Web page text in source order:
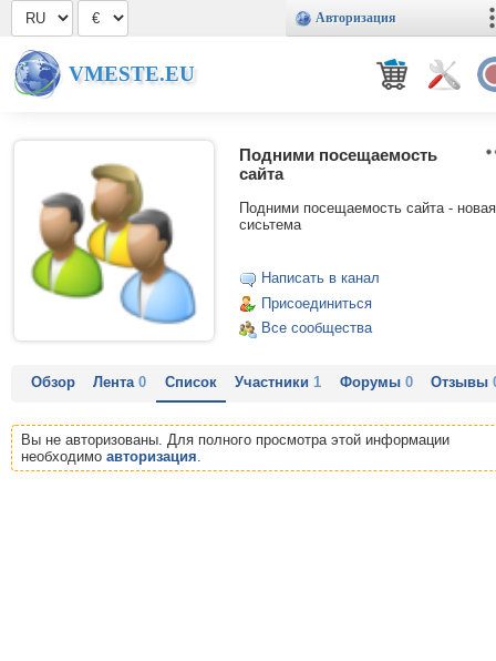
Авторизация
VMESTE.EU
Подними посещаемость
сайта
Подними посещаемость сайта - новая
сисьтема
Написать в канал
Присоединиться
Все сообщества
Обзор Лента0 Список Участники1 Форумы 0 Отзывы
Вы не авторизованы. Для полного просмотра этой информации
необходимо авторизация.